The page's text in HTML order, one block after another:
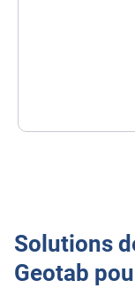
Solutions
Geotab